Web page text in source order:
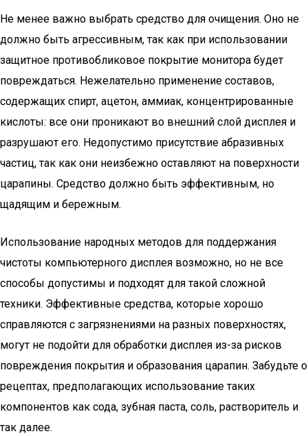
Не менее важно выбрать средство для очищения. Оно не
должно быть агрессивным, так как при использовании
защитное противобликовое покрытие монитора будет
повреждаться. Нежелательно применение составов,
содержащих спирт, ацетон, аммиак, концентрированные
кислоты: все они проникают во внешний слой дисплея и
разрушают его. Недопустимо присутствие абразивных
частиц, так как они неизбежно оставляют на поверхности
царапины. Средство должно быть эффективным, но
щадящим и бережным.
Использование народных методов для поддержания
чистоты компьютерного дисплея возможно, но не все
способы допустимы и подходят для такой сложной
техники. Эффективные средства, которые хорошо
справляются с загрязнениями на разных поверхностях,
могут не подойти для обработки дисплея из-за рисков
повреждения покрытия и образования царапин. Забудьте о
рецептах, предполагающих использование таких
компонентов как сода, зубная паста, соль, растворитель и
так далее.